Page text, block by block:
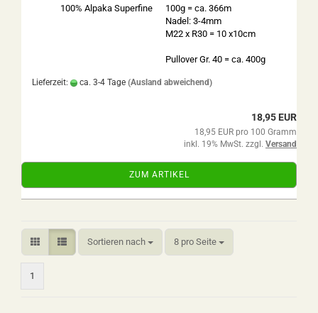
100% Alpaka Superfine
100g = ca. 366m
Nadel: 3-4mm
M22 x R30 = 10 x10cm
Pullover Gr. 40 = ca. 400g
Lieferzeit: ca. 3-4 Tage (Ausland abweichend)
18,95 EUR
18,95 EUR pro 100 Gramm
inkl. 19% MwSt. zzgl. Versand
ZUM ARTIKEL
Sortieren nach
Sortieren nach 8 pro Seite
pro Seite
1